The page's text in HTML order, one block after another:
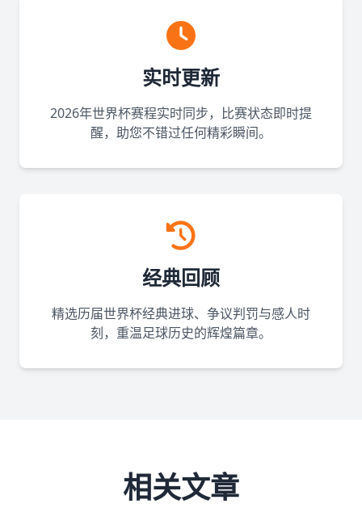
实时更新
2026年世界杯赛程实时同步，比赛状态即时提
醒，助您不错过任何精彩瞬间。
经典回顾
精选历届世界杯经典进球、争议判罚与感人时
刻，重温足球历史的辉煌篇章。
相关文章